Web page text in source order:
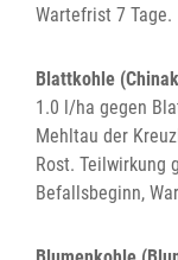
Wartefrist 7 Tage.
Blattkohle
1.0 l/ha gegen
Mehltau der
Rost. Teilwirkung
Befallsbeginn,